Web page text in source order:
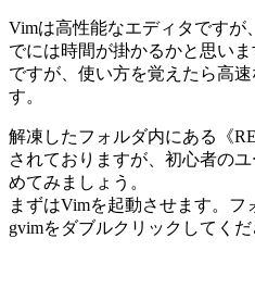
Vimは高性能なエディタですが
でには時間が掛かるかと思いま
ですが、使い方を覚えたら高
す。
解凍したフォルダ内にある《
されておりますが、初心者の
めてみましょう。
まずはVimを起動させます。
gvimをダブルクリックしてくだ